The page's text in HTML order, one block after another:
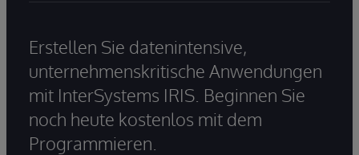
Erstellen Sie datenintensive,
unternehmenskritische Anwendungen
mit InterSystems IRIS. Beginnen Sie
noch heute kostenlos mit dem
Programmieren.